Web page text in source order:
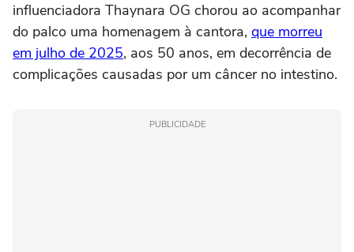
influenciadora Thaynara OG chorou ao acompanhar
do palco uma homenagem à cantora, que morreu
em julho de 2025, aos 50 anos, em decorrência de
complicações causadas por um câncer no intestino.
PUBLICIDADE